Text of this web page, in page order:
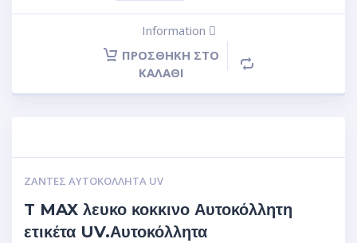
Information
ΠΡΟΣΘΉΚΗ ΣΤΟ
ΚΑΛΆΘΙ
ΖΆΝΤΕΣ ΑΥΤΟΚΌΛΛΗΤΑ UV
T MAX λευκο κοκκινο Αυτοκόλλητη
ετικέτα UV.Αυτοκόλλητα